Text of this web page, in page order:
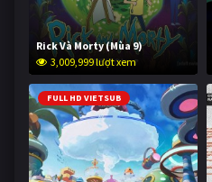
Rick Và Morty (Mùa 9)
3,009,999 lượt xem
FULL HD VIETSUB